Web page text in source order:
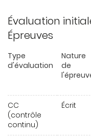
Évaluation
Épreuves
Type
d'évaluation
Nature
de
CC
(contrôle
continu)
Écrit